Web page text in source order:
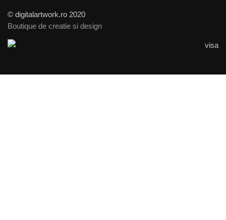
© digitalartwork.ro 2020
Boutique de creatie si design